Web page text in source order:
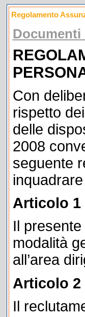
Regolamento
Documenti
Con
rispetto
delle
2008
seguente
Articolo 1
Il
modalità
all’area
Articolo 2
Il